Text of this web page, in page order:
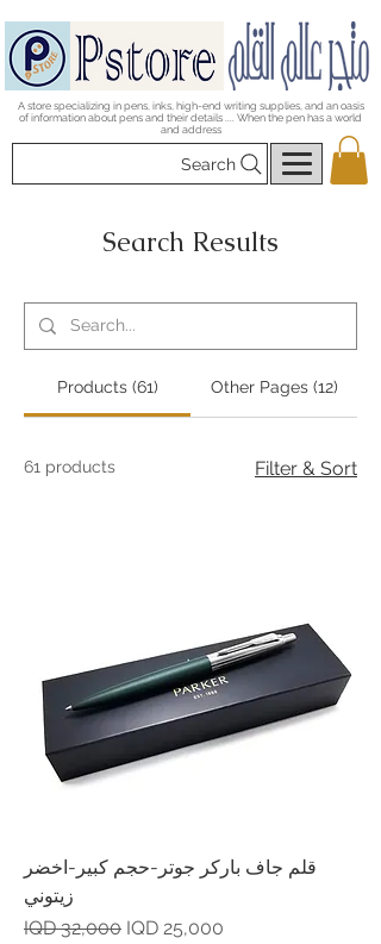
A store specializing in pens, inks, high-end writing supplies, and an oasis
of information about pens and their details .... When the pen has a world
and address
Search
Search Results
Products (61) Other Pages (12)
61 products Filter & Sort
قلم جاف باركر جوتر-حجم كبير-اخضر
زيتوني
Regular Price
IQD 32,000 Sale Price
IQD 25,000